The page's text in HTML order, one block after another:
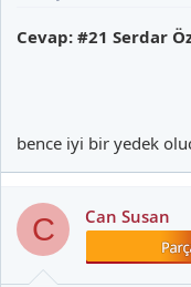
Cevap: #21 Serdar
bence iyi bir yedek
C Can Susan